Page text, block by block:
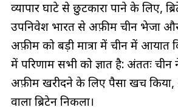
व्यापार घाटे से छुटकारा पाने के लिए,
उपनिवेश भारत से अफ़ीम चीन भेजा
अफ़ीम को बड़ी मात्रा में चीन में आयात
में परिणाम सभी को ज्ञात है: अंततः चीन
अफ़ीम खरीदने के लिए पैसा खर्च
वाला ब्रिटेन निकला।